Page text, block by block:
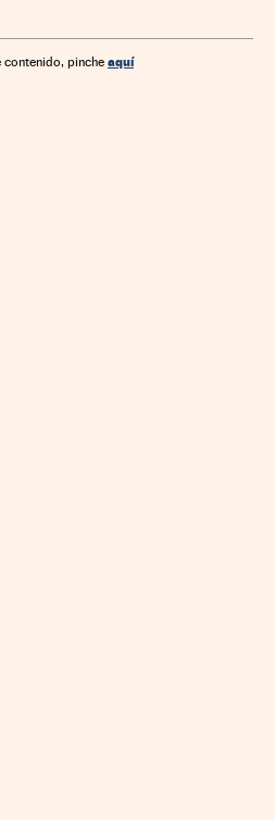
contenido, pinche aquí